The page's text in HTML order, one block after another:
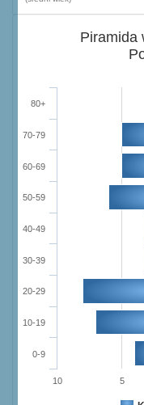
Piramida
0-9
10-19
20-29
30-39
40-49
50-59
60-69
70-79
80+
10 5